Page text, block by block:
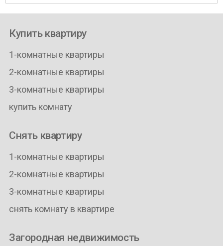
Купить квартиру
1-комнатные квартиры
2-комнатные квартиры
3-комнатные квартиры
купить комнату
Снять квартиру
1-комнатные квартиры
2-комнатные квартиры
3-комнатные квартиры
снять комнату в квартире
Загородная недвижимость